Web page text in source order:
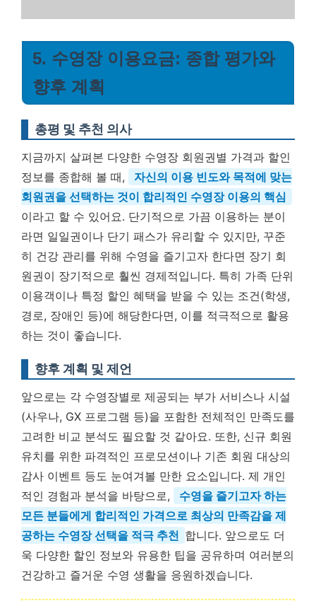
5. 수영장 이용요금: 종합 평가와
향후 계획
총평 및 추천 의사
지금까지 살펴본 다양한 수영장 회원권별 가격과 할인
정보를 종합해 볼 때,
자신의 이용 빈도와 목적에 맞는
회원권을 선택하는 것이 합리적인 수영장 이용의 핵심
이라고 할 수 있어요. 단기적으로 가끔 이용하는 분이
라면 일일권이나 단기 패스가 유리할 수 있지만, 꾸준
히 건강 관리를 위해 수영을 즐기고자 한다면 장기 회
원권이 장기적으로 훨씬 경제적입니다. 특히 가족 단위
이용객이나 특정 할인 혜택을 받을 수 있는 조건(학생,
경로, 장애인 등)에 해당한다면, 이를 적극적으로 활용
하는 것이 좋습니다.
향후 계획 및 제언
앞으로는 각 수영장별로 제공되는 부가 서비스나 시설
(사우나, GX 프로그램 등)을 포함한 전체적인 만족도를
고려한 비교 분석도 필요할 것 같아요. 또한, 신규 회원
유치를 위한 파격적인 프로모션이나 기존 회원 대상의
감사 이벤트 등도 눈여겨볼 만한 요소입니다. 제 개인
적인 경험과 분석을 바탕으로,
수영을 즐기고자 하는
모든 분들에게 합리적인 가격으로 최상의 만족감을 제
공하는 수영장 선택을 적극 추천 합니다. 앞으로도 더
욱 다양한 할인 정보와 유용한 팁을 공유하며 여러분의
건강하고 즐거운 수영 생활을 응원하겠습니다.